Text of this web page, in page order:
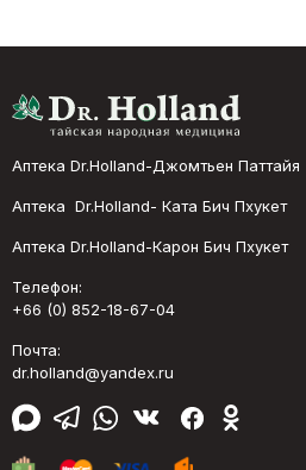
Аптека Dr.Holland-Джомтьен Паттайя
Аптека Dr.Holland- Ката Бич Пхукет
Аптека Dr.Holland-Карон Бич Пхукет
Телефон:
+66 (0) 852-18-67-04
Почта:
dr.holland@yandex.ru